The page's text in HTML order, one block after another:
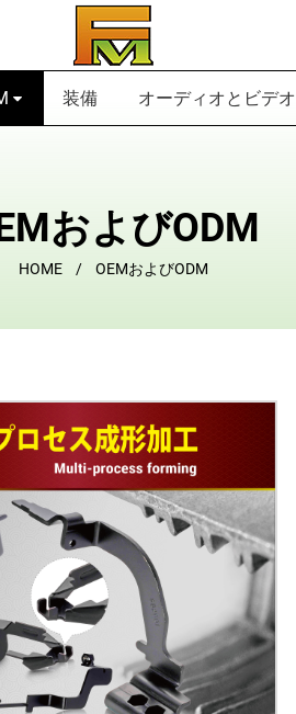
装備 オーディオとビデオ
およびODM
HOME OEMおよびODM